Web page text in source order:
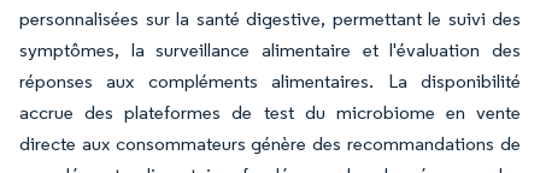
personnalisées sur la santé digestive, permettant le suivi des
symptômes, la surveillance alimentaire et l'évaluation des
réponses aux compléments alimentaires. La disponibilité
accrue des plateformes de test du microbiome en vente
directe aux consommateurs génère des recommandations de